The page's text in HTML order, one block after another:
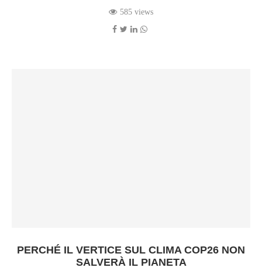
585 views
PERCHÉ IL VERTICE SUL CLIMA COP26 NON
SALVERÀ IL PIANETA